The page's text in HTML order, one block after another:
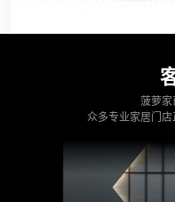
菠萝家
众多专业家居门